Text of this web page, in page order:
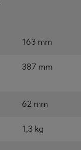
163 mm
387 mm
62 mm
1,3 kg